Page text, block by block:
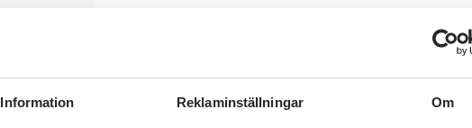
Information Reklaminställningar Om